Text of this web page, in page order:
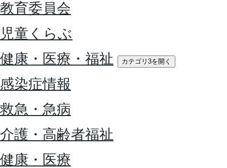
教育委員会
児童くらぶ
健康・医療・福祉
カテゴリ3を開く
感染症情報
救急・急病
介護・高齢者福祉
健康・医療